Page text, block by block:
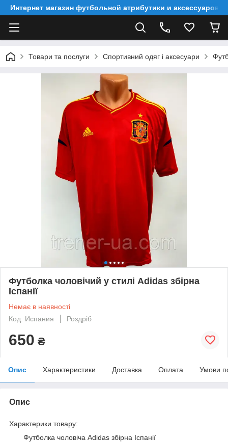
Интернет магазин футбольной атрибутики и аксессуаров
Товари та послуги Спортивний одяг і аксесуари
Футболка чоловічий у стилі Adidas збірна
Іспанії
Немає в наявності
Код: Испания
Роздріб
650 ₴
Опис Характеристики Доставка Оплата Умови
Опис
Характерики товару:
Футболка чоловіча Adidas збірна Іспанії